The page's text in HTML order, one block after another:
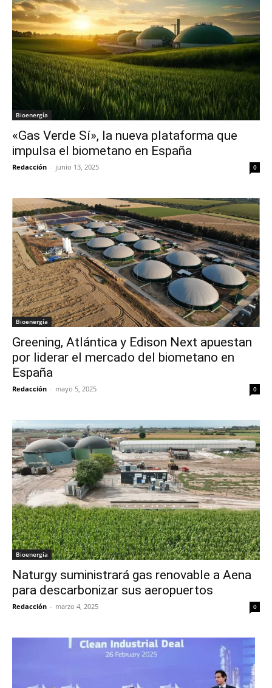
Bioenergía
«Gas Verde Sí», la nueva plataforma que
impulsa el biometano en España
Redacción - junio 13, 2025 0
Bioenergía
Greening, Atlántica y Edison Next apuestan
por liderar el mercado del biometano en
España
Redacción - mayo 5, 2025 0
Bioenergía
Naturgy suministrará gas renovable a Aena
para descarbonizar sus aeropuertos
Redacción - marzo 4, 2025 0